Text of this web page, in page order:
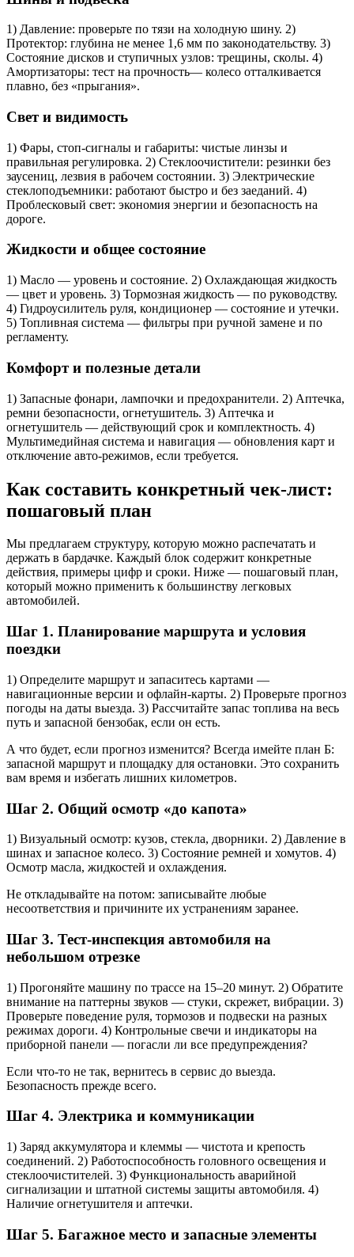
1) Давление: проверьте по тязи на холодную шину. 2)
Протектор: глубина не менее 1,6 мм по законодательству. 3)
Состояние дисков и ступичных узлов: трещины, сколы. 4)
Амортизаторы: тест на прочность— колесо отталкивается
плавно, без «прыгания».
Свет и видимость
1) Фары, стоп‑сигналы и габариты: чистые линзы и
правильная регулировка. 2) Стеклоочистители: резинки без
заусениц, лезвия в рабочем состоянии. 3) Электрические
стеклоподъемники: работают быстро и без заеданий. 4)
Проблесковый свет: экономия энергии и безопасность на
дороге.
Жидкости и общее состояние
1) Масло — уровень и состояние. 2) Охлаждающая жидкость
— цвет и уровень. 3) Тормозная жидкость — по руководству.
4) Гидроусилитель руля, кондиционер — состояние и утечки.
5) Топливная система — фильтры при ручной замене и по
регламенту.
Комфорт и полезные детали
1) Запасные фонари, лампочки и предохранители. 2) Аптечка,
ремни безопасности, огнетушитель. 3) Аптечка и
огнетушитель — действующий срок и комплектность. 4)
Мультимедийная система и навигация — обновления карт и
отключение авто‑режимов, если требуется.
Как составить конкретный чек‑лист:
пошаговый план
Мы предлагаем структуру, которую можно распечатать и
держать в бардачке. Каждый блок содержит конкретные
действия, примеры цифр и сроки. Ниже — пошаговый план,
который можно применить к большинству легковых
автомобилей.
Шаг 1. Планирование маршрута и условия
поездки
1) Определите маршрут и запаситесь картами —
навигационные версии и офлайн‑карты. 2) Проверьте прогноз
погоды на даты выезда. 3) Рассчитайте запас топлива на весь
путь и запасной бензобак, если он есть.
А что будет, если прогноз изменится? Всегда имейте план Б:
запасной маршрут и площадку для остановки. Это сохранить
вам время и избегать лишних километров.
Шаг 2. Общий осмотр «до капота»
1) Визуальный осмотр: кузов, стекла, дворники. 2) Давление в
шинах и запасное колесо. 3) Состояние ремней и хомутов. 4)
Осмотр масла, жидкостей и охлаждения.
Не откладывайте на потом: записывайте любые
несоответствия и причините их устранениям заранее.
Шаг 3. Тест‑инспекция автомобиля на
небольшом отрезке
1) Прогоняйте машину по трассе на 15–20 минут. 2) Обратите
внимание на паттерны звуков — стуки, скрежет, вибрации. 3)
Проверьте поведение руля, тормозов и подвески на разных
режимах дороги. 4) Контрольные свечи и индикаторы на
приборной панели — погасли ли все предупреждения?
Если что‑то не так, вернитесь в сервис до выезда.
Безопасность прежде всего.
Шаг 4. Электрика и коммуникации
1) Заряд аккумулятора и клеммы — чистота и крепость
соединений. 2) Работоспособность головного освещения и
стеклоочистителей. 3) Функциональность аварийной
сигнализации и штатной системы защиты автомобиля. 4)
Наличие огнетушителя и аптечки.
Шаг 5. Багажное место и запасные элементы